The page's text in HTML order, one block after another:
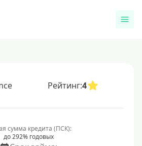
Рейтинг:4
сумма кредита (ПСК):
до 292% годовых